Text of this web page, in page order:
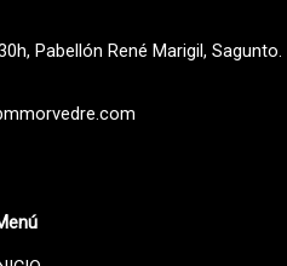
Pabellón René Marigil, Sagunto.